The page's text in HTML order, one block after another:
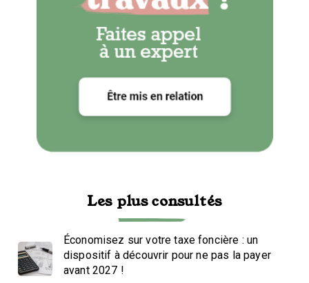
Les plus consultés
Économisez sur votre taxe foncière : un
dispositif à découvrir pour ne pas la payer
avant 2027 !